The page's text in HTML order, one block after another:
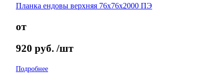
Планка ендовы верхняя 76х76х2000 ПЭ
от
920 руб. /шт
Подробнее